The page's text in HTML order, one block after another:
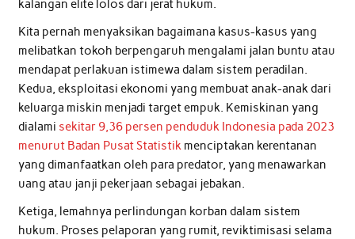
kalangan elite lolos dari jerat hukum.
Kita pernah menyaksikan bagaimana kasus-kasus yang
melibatkan tokoh berpengaruh mengalami jalan buntu atau
mendapat perlakuan istimewa dalam sistem peradilan.
Kedua, eksploitasi ekonomi yang membuat anak-anak dari
keluarga miskin menjadi target empuk. Kemiskinan yang
dialami sekitar 9,36 persen penduduk Indonesia pada 2023
menurut Badan Pusat Statistikmenciptakan kerentanan
yang dimanfaatkan oleh para predator, yang menawarkan
uang atau janji pekerjaan sebagai jebakan.
Ketiga, lemahnya perlindungan korban dalam sistem
hukum. Proses pelaporan yang rumit, reviktimisasi selama